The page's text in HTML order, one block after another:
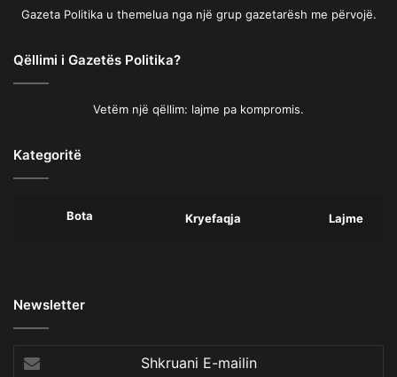
Gazeta Politika u themelua nga një grup gazetarësh me përvojë.
Qëllimi i Gazetës Politika?
Vetëm një qëllim: lajme pa kompromis.
Kategoritë
Bota Kryefaqja Lajme
Newsletter
E-